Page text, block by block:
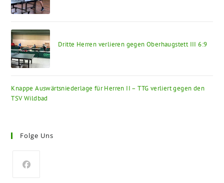
Dritte Herren verlieren gegen Oberhaugstett III 6:9
Knappe Auswärtsniederlage für Herren II – TTG verliert gegen den
TSV Wildbad
Folge Uns